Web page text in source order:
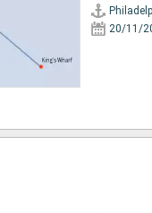
20/11/